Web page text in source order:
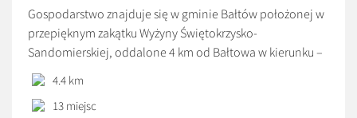
Gospodarstwo znajduje się w gminie Bałtów położonej w
przepięknym zakątku Wyżyny Świętokrzysko-
Sandomierskiej, oddalone 4 km od Bałtowa w kierunku –
Solec nad Wisłą. Do dyspozycji gości oddajemy 3 pokoje,
2 łazienki, kuchnię w której można przygotowywać posiłki
we własnym zakresie lub korzystać z posiłków
4.4 km
13 miejsc